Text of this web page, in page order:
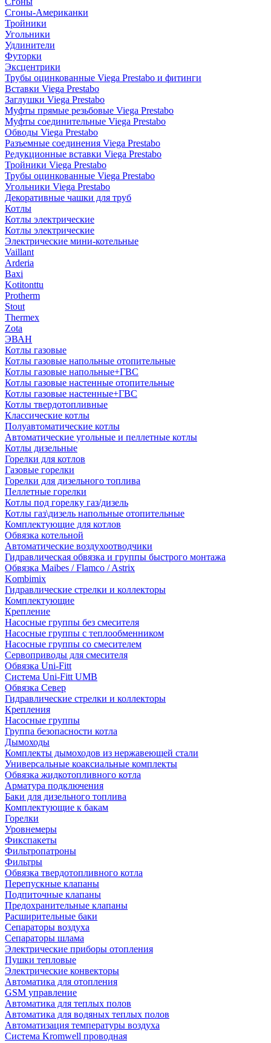
Сгоны-Американки
Тройники
Угольники
Удлинители
Футорки
Эксцентрики
Трубы оцинкованные Viega Prestabo и фитинги
Вставки Viega Prestabo
Заглушки Viega Prestabo
Муфты прямые резьбовые Viega Prestabo
Муфты соединительные Viega Prestabo
Обводы Viega Prestabo
Разъемные соединения Viega Prestabo
Редукционные вставки Viega Prestabo
Тройники Viega Prestabo
Трубы оцинкованные Viega Prestabo
Угольники Viega Prestabo
Декоративные чашки для труб
Котлы
Котлы электрические
Котлы электрические
Электрические мини-котельные
Vaillant
Arderia
Baxi
Kotitonttu
Protherm
Stout
Thermex
Zota
ЭВАН
Котлы газовые
Котлы газовые напольные отопительные
Котлы газовые напольные+ГВС
Котлы газовые настенные отопительные
Котлы газовые настенные+ГВС
Котлы твердотопливные
Классические котлы
Полуавтоматические котлы
Автоматические угольные и пеллетные котлы
Котлы дизельные
Горелки для котлов
Газовые горелки
Горелки для дизельного топлива
Пеллетные горелки
Котлы под горелку газ/дизель
Котлы газ\дизель напольные отопительные
Комплектующие для котлов
Обвязка котельной
Автоматические воздухоотводчики
Гидравлическая обвязка и группы быстрого монтажа
Обвязка Maibes / Flamco / Astrix
Kombimix
Гидравлические стрелки и коллекторы
Комплектующие
Крепление
Насосные группы без смесителя
Насосные группы с теплообменником
Насосные группы со смесителем
Сервоприводы для смесителя
Обвязка Uni-Fitt
Система Uni-Fitt UMB
Обвязка Север
Гидравлические стрелки и коллекторы
Крепления
Насосные группы
Группа безопасности котла
Дымоходы
Комплекты дымоходов из нержавеющей стали
Универсальные коаксиальные комплекты
Обвязка жидкотопливного котла
Арматура подключения
Баки для дизельного топлива
Комплектующие к бакам
Горелки
Уровнемеры
Фикспакеты
Фильтропатроны
Фильтры
Обвязка твердотопливного котла
Перепускные клапаны
Подпиточные клапаны
Предохранительные клапаны
Расширительные баки
Сепараторы воздуха
Сепараторы шлама
Электрические приборы отопления
Пушки тепловые
Электрические конвекторы
Автоматика для отопления
GSM управление
Автоматика для теплых полов
Автоматика для водяных теплых полов
Автоматизация температуры воздуха
Система Kromwell проводная